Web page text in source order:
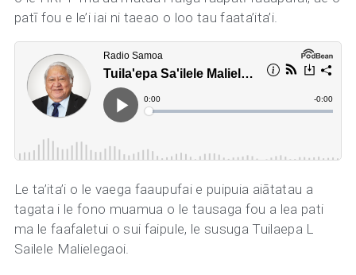
patī fou e le’i iai ni taeao o loo tau faata’ita’i.
Le ta’ita’i o le vaega faaupufai e puipuia aiātatau a
tagata i le fono muamua o le tausaga fou a lea pati
ma le faafaletui o sui faipule, le susuga Tuilaepa L
Sailele Malielegaoi.